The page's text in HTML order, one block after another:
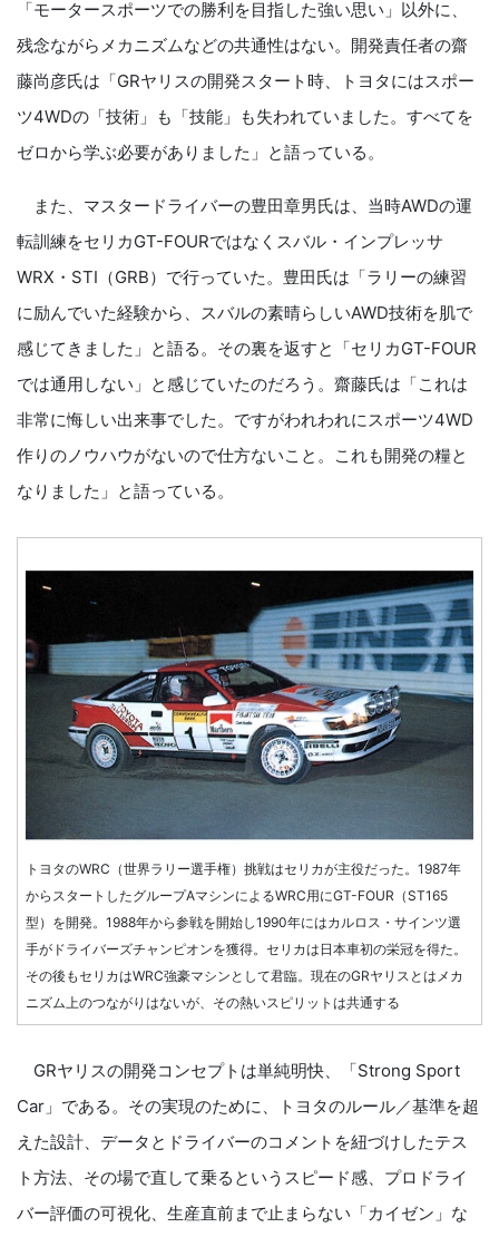
「モータースポーツでの勝利を目指した強い思い」以外に、
残念ながらメカニズムなどの共通性はない。開発責任者の齋
藤尚彦氏は「GRヤリスの開発スタート時、トヨタにはスポー
ツ4WDの「技術」も「技能」も失われていました。すべてを
ゼロから学ぶ必要がありました」と語っている。
また、マスタードライバーの豊田章男氏は、当時AWDの運
転訓練をセリカGT-FOURではなくスバル・インプレッサ
WRX・STI（GRB）で行っていた。豊田氏は「ラリーの練習
に励んでいた経験から、スバルの素晴らしいAWD技術を肌で
感じてきました」と語る。その裏を返すと「セリカGT-FOUR
では通用しない」と感じていたのだろう。齋藤氏は「これは
非常に悔しい出来事でした。ですがわれわれにスポーツ4WD
作りのノウハウがないので仕方ないこと。これも開発の糧と
なりました」と語っている。
トヨタのWRC（世界ラリー選手権）挑戦はセリカが主役だった。1987年
からスタートしたグループAマシンによるWRC用にGT-FOUR（ST165
型）を開発。1988年から参戦を開始し1990年にはカルロス・サインツ選
手がドライバーズチャンピオンを獲得。セリカは日本車初の栄冠を得た。
その後もセリカはWRC強豪マシンとして君臨。現在のGRヤリスとはメカ
ニズム上のつながりはないが、その熱いスピリットは共通する
GRヤリスの開発コンセプトは単純明快、「Strong Sport
Car」である。その実現のために、トヨタのルール／基準を超
えた設計、データとドライバーのコメントを紐づけしたテス
ト方法、その場で直して乗るというスピード感、プロドライ
バー評価の可視化、生産直前まで止まらない「カイゼン」な